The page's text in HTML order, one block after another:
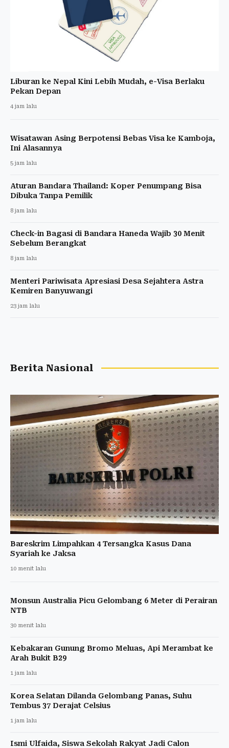
Liburan ke Nepal Kini Lebih Mudah, e-Visa Berlaku
Pekan Depan
4 jam lalu
Wisatawan Asing Berpotensi Bebas Visa ke Kamboja,
Ini Alasannya
5 jam lalu
Aturan Bandara Thailand: Koper Penumpang Bisa
Dibuka Tanpa Pemilik
8 jam lalu
Check-in Bagasi di Bandara Haneda Wajib 30 Menit
Sebelum Berangkat
8 jam lalu
Menteri Pariwisata Apresiasi Desa Sejahtera Astra
Kemiren Banyuwangi
23 jam lalu
Berita Nasional
Bareskrim Limpahkan 4 Tersangka Kasus Dana
Syariah ke Jaksa
10 menit lalu
Monsun Australia Picu Gelombang 6 Meter di Perairan
NTB
30 menit lalu
Kebakaran Gunung Bromo Meluas, Api Merambat ke
Arah Bukit B29
1 jam lalu
Korea Selatan Dilanda Gelombang Panas, Suhu
Tembus 37 Derajat Celsius
1 jam lalu
Ismi Ulfaida, Siswa Sekolah Rakyat Jadi Calon